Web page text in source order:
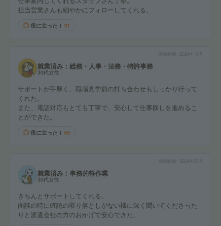
担当営業さんも細やかにフォローしてくれる。
役に立った！ 91
2024年11月
就業済み：総務・人事・法務・特許事務
30代女性
サポートが手厚く、職場見学前の打ち合わせもしっかり行って
くれた。
また、電話対応もとても丁寧で、安心して仕事探しを進めるこ
とができた。
役に立った！ 65
2024年07月
就業済み：事務的軽作業
30代女性
きちんとサポートしてくれる。
面談の時に確認の取り落としがない様に深く聞いてくださった
りと派遣会社の方のおかげで安心できた。